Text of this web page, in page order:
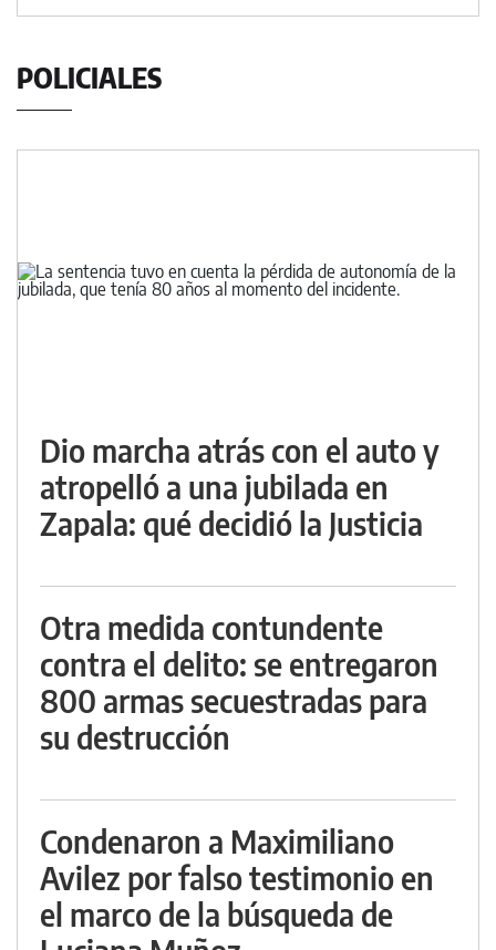
POLICIALES
Dio marcha atrás con el auto y
atropelló a una jubilada en
Zapala: qué decidió la Justicia
Otra medida contundente
contra el delito: se entregaron
800 armas secuestradas para
su destrucción
Condenaron a Maximiliano
Avilez por falso testimonio en
el marco de la búsqueda de